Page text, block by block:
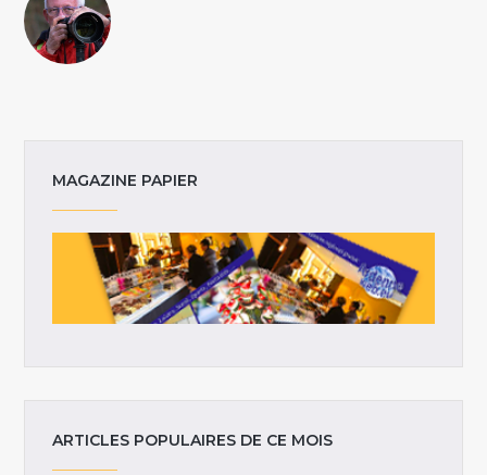
MAGAZINE PAPIER
ARTICLES POPULAIRES DE CE MOIS